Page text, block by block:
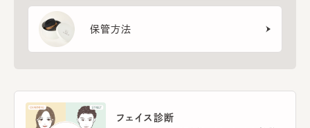
保管方法
フェイス診断